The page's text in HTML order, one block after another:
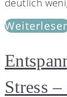
Stress